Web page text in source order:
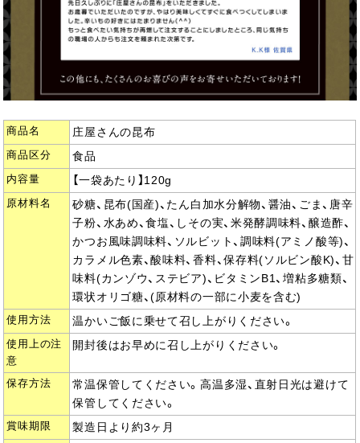
商品名 庄屋さんの昆布
商品区分 食品
内容量 【一袋あたり】120g
原材料名
砂糖、昆布(国産)、たん白加水分解物、醤油、ごま、唐辛
子粉、水あめ、食塩、しその実、米発酵調味料、醸造酢、
かつお風味調味料、ソルビット、調味料(アミノ酸等)、
カラメル色素、酸味料、香料、保存料(ソルビン酸K)、甘
味料(カンゾウ、ステビア)、ビタミンB1、増粘多糖類、
環状オリゴ糖、(原材料の一部に小麦を含む)
使用方法 温かいご飯に乗せて召し上がりください。
使用上の注
意
開封後はお早めに召し上がりください。
保存方法
常温保管してください。高温多湿、直射日光は避けて
保管してください。
賞味期限 製造日より約3ヶ月